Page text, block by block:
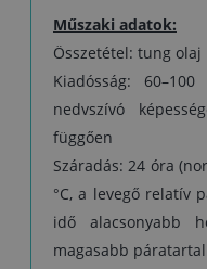
Műszaki adatok:
Összetétel: tung olaj
Kiadósság:
nedvszívó
függően
Száradás: 24 óra
°C, a levegő relatív
idő alacsonyabb
magasabb